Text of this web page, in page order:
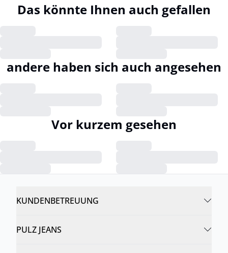
Das könnte Ihnen auch gefallen
andere haben sich auch angesehen
Vor kurzem gesehen
KUNDENBETREUUNG
PULZ JEANS